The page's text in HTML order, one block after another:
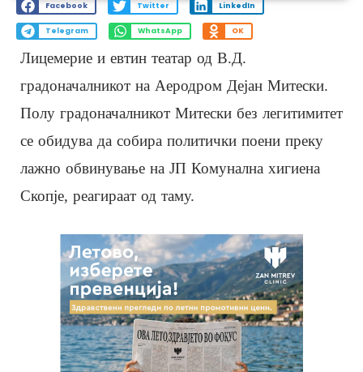
Facebook Twitter LinkedIn
Telegram WhatsApp OK
Лицемерие и евтин театар од В.Д.
градоначалникот на Аеродром Дејан Митески.
Полу градоначалникот Митески без легитимитет
се обидува да собира политички поени преку
лажно обвинување на ЈП Комунална хигиена
Скопје, реагираат од таму.